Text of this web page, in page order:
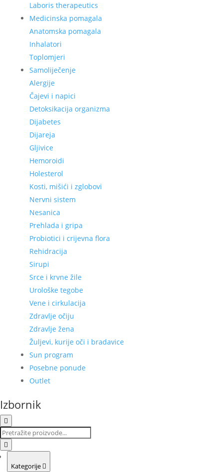
Laboris therapeutics
Medicinska pomagala
Anatomska pomagala
Inhalatori
Toplomjeri
Samoliječenje
Alergije
Čajevi i napici
Detoksikacija organizma
Dijabetes
Dijareja
Gljivice
Hemoroidi
Holesterol
Kosti, mišići i zglobovi
Nervni sistem
Nesanica
Prehlada i gripa
Probiotici i crijevna flora
Rehidracija
Sirupi
Srce i krvne žile
Urološke tegobe
Vene i cirkulacija
Zdravlje očiju
Zdravlje žena
Žuljevi, kurije oči i bradavice
Sun program
Posebne ponude
Outlet
Izbornik
Kategorije